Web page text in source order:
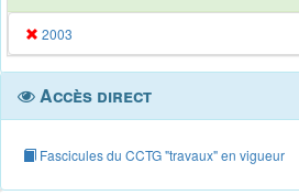
2003
Accès direct
Fascicules du CCTG "travaux" en vigueur